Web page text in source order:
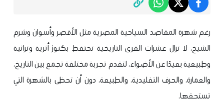
رغم شهرة المقاصد السياحية المصرية مثل الأقصر وأسوان وشرم
الشيخ، لا تزال عشرات القرى التاريخية تحتفظ بكنوز أثرية وتراثية
وطبيعية بعيدًا عن الأضواء، لتقدم تجربة مختلفة تجمع بين التاريخ،
والعمارة، والحرف التقليدية، والطبيعة، دون أن تحظى بالشهرة التي
تستحقها.